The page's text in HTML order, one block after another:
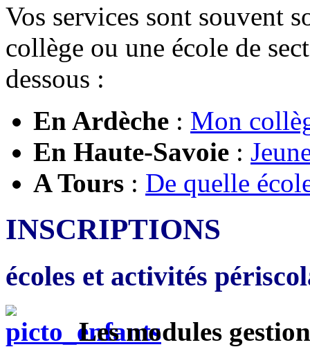
Vos services sont souvent
collège ou une école de
dessous :
En Ardèche : Mon
En Haute-Savoie :
A Tours : De quelle
INSCRIPTIONS
écoles et activités
Les modules